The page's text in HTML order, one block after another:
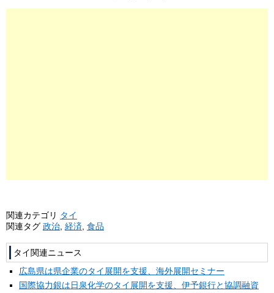
関連カテゴリ タイ
関連タグ 政治 経済 食品
タイ関連ニュース
広島県は県企業のタイ展開を支援、海外展開セミナー
国際協力銀は日泉化学のタイ展開を支援、伊予銀行と協調融資